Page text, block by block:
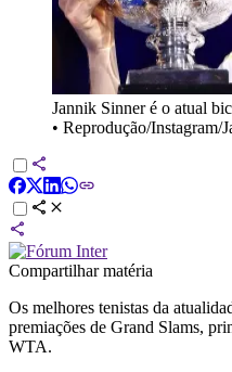
Jannik Sinner é o atual
• Reprodução/Instagram/
Compartilhar matéria
Os melhores tenistas da
premiações de Grand Slams,
WTA.